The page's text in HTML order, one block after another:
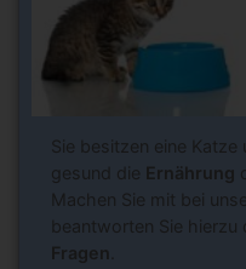
Sie besitzen eine
gesund die Ernährung
Machen Sie mit bei
beantworten Sie hierzu
Fragen